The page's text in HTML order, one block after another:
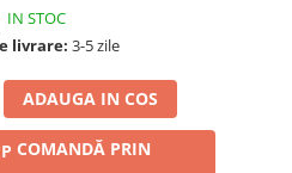
IN STOC
livrare: 3-5 zile
ADAUGA IN COS
COMANDĂ PRIN